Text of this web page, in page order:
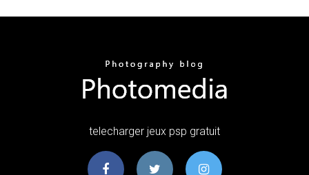
telecharger jeux psp gratuit